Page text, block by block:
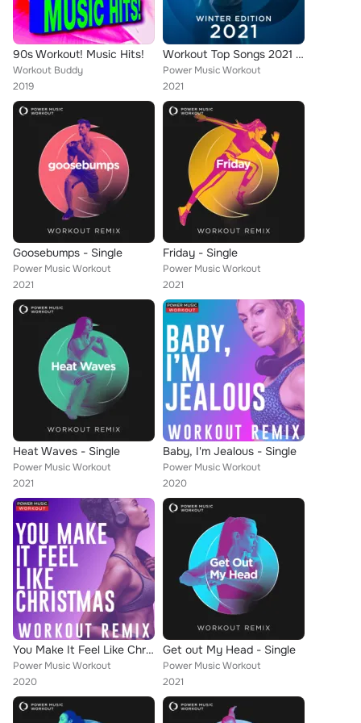
90s Workout! Music Hits!
Workout Buddy
2019
Workout Top Songs 2021 - Winter Edition
Power Music Workout
2021
Goosebumps - Single
Power Music Workout
2021
Friday - Single
Power Music Workout
2021
Heat Waves - Single
Power Music Workout
2021
Baby, I'm Jealous - Single
Power Music Workout
2020
You Make It Feel Like Christmas - Single
Power Music Workout
2020
Get out My Head - Single
Power Music Workout
2021